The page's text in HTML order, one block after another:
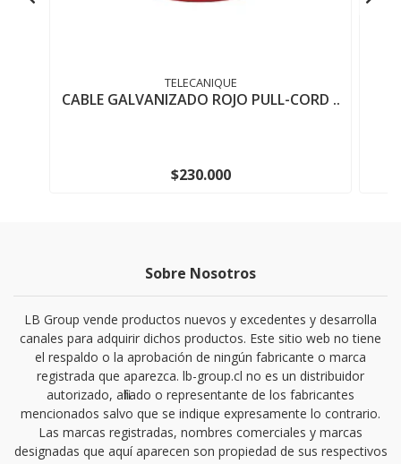
TELECANIQUE
CABLE GALVANIZADO ROJO PULL-CORD ..
$230.000
Sobre Nosotros
LB Group vende productos nuevos y excedentes y desarrolla
canales para adquirir dichos productos. Este sitio web no tiene
el respaldo o la aprobación de ningún fabricante o marca
registrada que aparezca. lb-group.cl no es un distribuidor
autorizado, afiliado o representante de los fabricantes
mencionados salvo que se indique expresamente lo contrario.
Las marcas registradas, nombres comerciales y marcas
designadas que aquí aparecen son propiedad de sus respectivos